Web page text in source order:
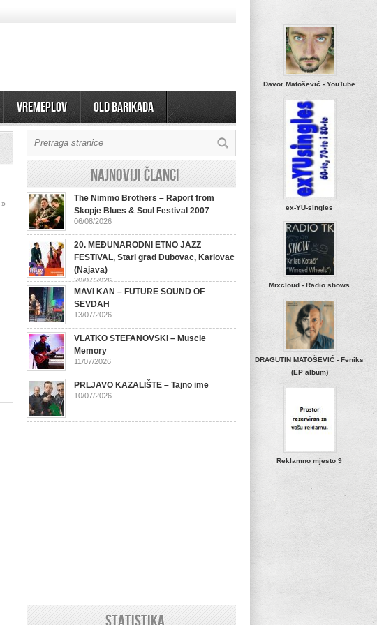
Vremeplov OLD BARIKADA
Davor Matošević - YouTube
ex-YU-singles
Mixcloud - Radio shows
DRAGUTIN MATOŠEVIĆ - Feniks
(EP album)
Reklamno mjesto 9
»
Najnoviji članci
The Nimmo Brothers – Raport from
Skopje Blues & Soul Festival 2007
06/08/2026
20. MEĐUNARODNI ETNO JAZZ
FESTIVAL, Stari grad Dubovac, Karlovac
(Najava)
20/07/2026
MAVI KAN – FUTURE SOUND OF
SEVDAH
13/07/2026
VLATKO STEFANOVSKI – Muscle
Memory
11/07/2026
PRLJAVO KAZALIŠTE – Tajno ime
10/07/2026